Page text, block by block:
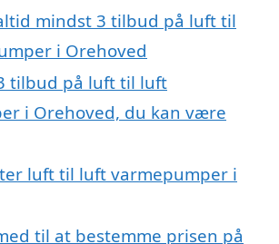
mindst 3 tilbud på luft til
i Orehoved
tilbud på luft til luft
i Orehoved, du kan være
luft til luft varmepumper i
til at bestemme prisen på